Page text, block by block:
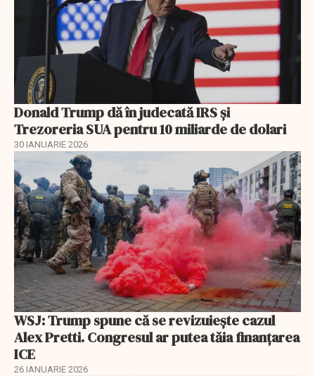
Donald Trump dă în judecată IRS și
Trezoreria SUA pentru 10 miliarde de dolari
30 IANUARIE 2026
WSJ: Trump spune că se revizuiește cazul
Alex Pretti. Congresul ar putea tăia finanțarea
ICE
26 IANUARIE 2026